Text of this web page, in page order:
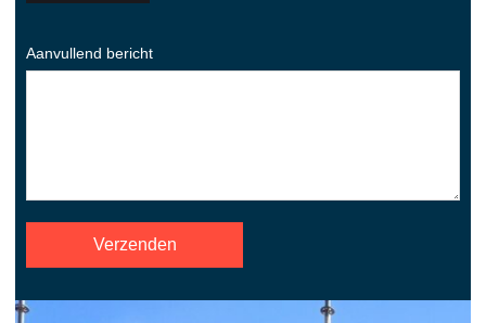
Aanvullend bericht
Verzenden